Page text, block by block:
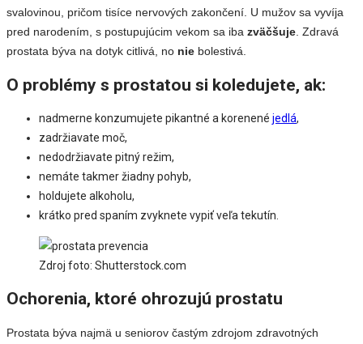
svalovinou, pričom tisíce nervových zakončení. U mužov sa vyvíja
pred narodením, s postupujúcim vekom sa iba zväčšuje. Zdravá
prostata býva na dotyk citlivá, no nie bolestivá.
O problémy s prostatou si koledujete, ak:
nadmerne konzumujete pikantné a korenené jedlá,
zadržiavate moč,
nedodržiavate pitný režim,
nemáte takmer žiadny pohyb,
holdujete alkoholu,
krátko pred spaním zvyknete vypiť veľa tekutín.
Zdroj foto: Shutterstock.com
Ochorenia, ktoré ohrozujú prostatu
Prostata býva najmä u seniorov častým zdrojom zdravotných